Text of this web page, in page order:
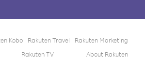
Kobo Rakuten Travel
Rakuten Marketing
Rakuten TV About Rakuten